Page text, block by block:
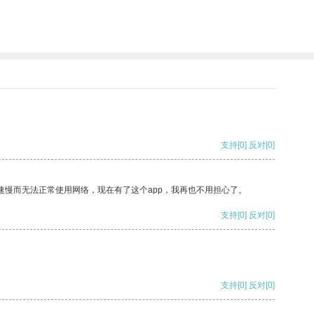
支持[0] 反对[0]
而无法正常使用网络，现在有了这个app，我再也不用担心了。
支持[0] 反对[0]
支持[0] 反对[0]